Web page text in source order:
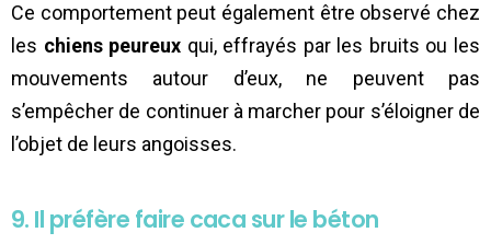
Ce comportement peut également être observé chez
les chiens peureux qui, effrayés par les bruits ou les
mouvements autour d’eux, ne peuvent pas
s’empêcher de continuer à marcher pour s’éloigner de
l’objet de leurs angoisses.
9. Il préfère faire caca sur le béton